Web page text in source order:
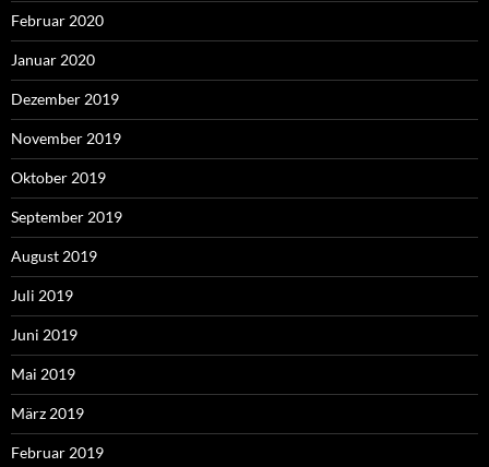
Februar 2020
Januar 2020
Dezember 2019
November 2019
Oktober 2019
September 2019
August 2019
Juli 2019
Juni 2019
Mai 2019
März 2019
Februar 2019